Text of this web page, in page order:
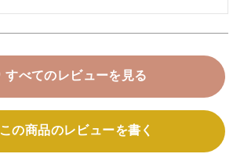
すべてのレビューを見る
この商品のレビューを書く